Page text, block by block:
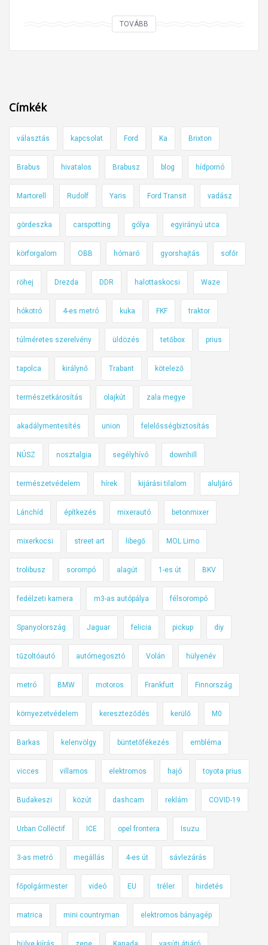
TOVÁBB
g
e
t
a
R
n
u
l
t
a
l
i
a
n
t
M
y
o
s
z
á
r
.
M
o
u
k
s
k
e
e
g
y
Címkék
választás kapcsolat Ford Ka Brixton
Brabus hivatalos Brabusz blog hídpornó
Martorell Rudolf Yaris Ford Transit vadász
gördeszka carspotting gólya egyirányú utca
körforgalom OBB hómaró gyorshajtás sofőr
röhej Drezda DDR halottaskocsi Waze
hókotró 4-es metró kuka FKF traktor
túlméretes szerelvény üldözés tetőbox prius
tapolca királynő Trabant kötelező
természetkárosítás olajkút zala megye
akadálymentesítés union felelősségbiztosítás
NÚSZ nosztalgia segélyhívó downhill
természetvédelem hírek kijárási tilalom aluljáró
Lánchíd építkezés mixerautó betonmixer
mixerkocsi street art libegő MOL Limo
trolibusz sorompó alagút 1-es út BKV
fedélzeti kamera m3-as autópálya félsorompó
Spanyolország Jaguar felicia pickup diy
tűzoltóautó autómegosztó Volán hülyenév
metró BMW motoros Frankfurt Finnország
környezetvédelem kereszteződés kerülő M0
Barkas kelenvölgy büntetőfékezés embléma
vicces villamos elektromos hajó toyota prius
Budakeszi közút dashcam reklám COVID-19
Urban Collëctif ICE opel frontera Isuzu
3-as metró megállás 4-es út sávlezárás
főpolgármester videó EU tréler hirdetés
matrica mini countryman elektromos bányagép